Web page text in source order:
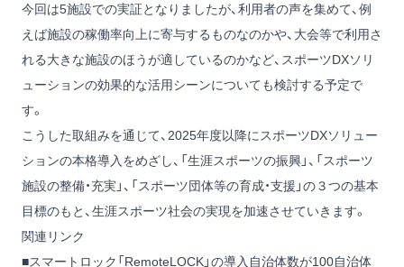
今回は5施設での実証となりましたが、利用者の声を集めて、例
えば施設の稼働率向上に寄与するものなのかや、大会等で利用さ
れる大きな施設のほうが適しているのかなど、スポーツDXソリ
ューションの効果的な活用シーンについても検討する予定で
す。
こうした取組みを通じて、2025年度以降にスポーツDXソリュー
ションの本格導入をめざし、「生涯スポーツの振興」、「スポーツ
施設の整備・充実」、「スポーツ団体等の育成・支援」の３つの基本
目標のもと、生涯スポーツ社会の実現を加速させていきます。
関連リンク
■スマートロック「RemoteLOCK」の導入自治体数が100自治体